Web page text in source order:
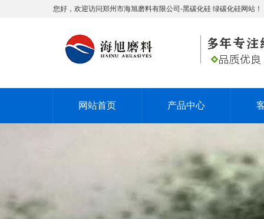
您好，欢迎访问郑州市海旭磨料有限公司-黑碳化硅 绿碳化硅网站！
网站首页 产品中心